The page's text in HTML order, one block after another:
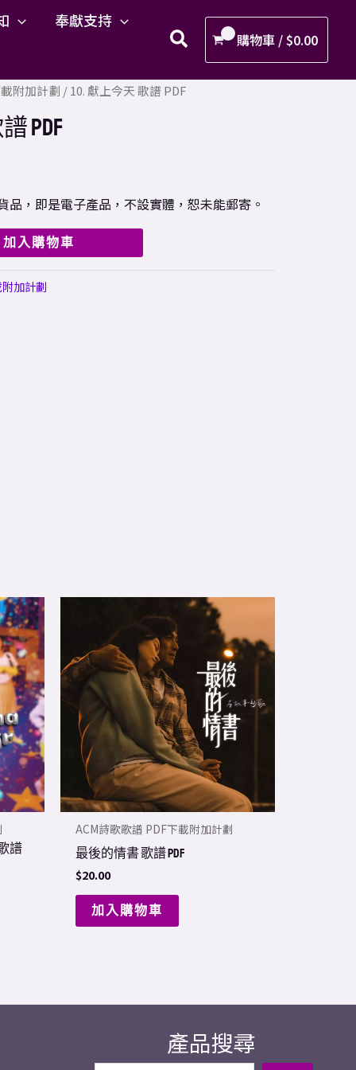
奉獻支持
購物車 /$0.00
附加計劃 / 10. 獻上今天 歌譜 PDF
PDF
品，即是電子產品，不設實體，恕未能郵寄。
加入購物車
加計劃
譜
ACM詩歌歌譜 PDF下載附加計劃
最後的情書 歌譜 PDF
$20.00
加入購物車
產品搜尋
今
譜